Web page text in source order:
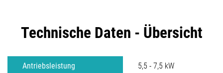
Technische Daten - Übersicht
Antriebsleistung 5,5 - 7,5 kW